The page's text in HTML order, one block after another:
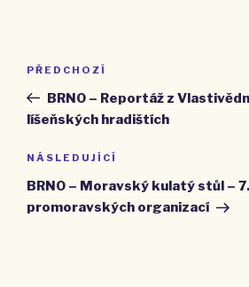
Navigace
příspěvek
Předchozí
příspěvek
PŘEDCHOZÍ
BRNO – Reportáž z
líšeňských hradištích
Následující
příspěvek
NÁSLEDUJÍCÍ
BRNO – Moravský kulatý stůl –
promoravských organizací